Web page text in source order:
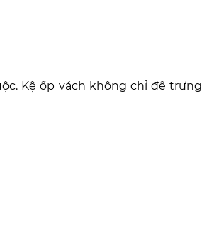
Kệ ốp vách không chỉ để trưng